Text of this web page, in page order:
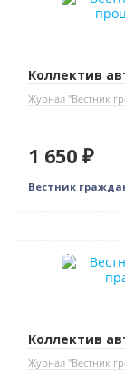
Коллектив
Журнал "Вестник
1 650 ₽
Вестник
Новинка
Коллектив
Журнал "Вестник